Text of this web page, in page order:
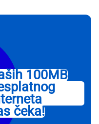
100MB
čeka!